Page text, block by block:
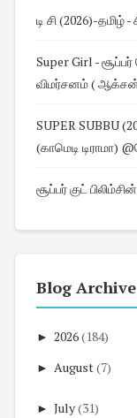
டி சி (2026)-
Super Girl -
விமர்சனம் ( ஆக்சன்
SUPER SUBBU (2026)-
(காமெடி டிராமா)
சூப்பர் குட்
Blog Archive
► 2026(184)
► August(7)
► July(31)